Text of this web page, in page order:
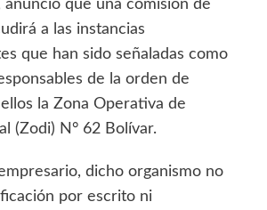
anunció que una comisión de
a las instancias
que han sido señaladas como
de la orden de
la Zona Operativa de
(Zodi) N° 62 Bolívar.
dicho organismo no
por escrito ni